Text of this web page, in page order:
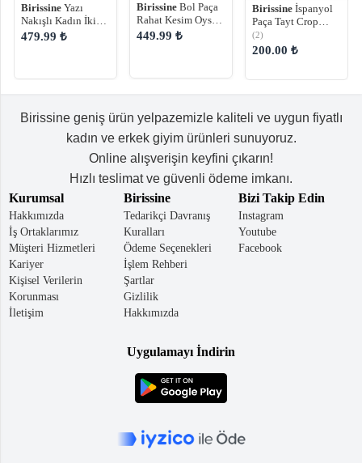
Birissine Yazı
Nakışlı Kadın İki
İplik İkili Takım
479.99 ₺
Birissine Bol Paça
Rahat Kesim Oyso
Kadın Eşofman
449.99 ₺
Birissine İspanyol
Paça Tayt Crop
Takım
(2)
200.00 ₺
Birissine geniş ürün yelpazemizle kaliteli ve uygun fiyatlı
kadın ve erkek giyim ürünleri sunuyoruz.
Online alışverişin keyfini çıkarın!
Hızlı teslimat ve güvenli ödeme imkanı.
Kurumsal
Hakkımızda
İş Ortaklarımız
Müşteri Hizmetleri
Kariyer
Kişisel Verilerin
Korunması
İletişim
Birissine
Tedarikçi Davranış
Kuralları
Ödeme Seçenekleri
İşlem Rehberi
Şartlar
Gizlilik
Hakkımızda
Bizi Takip Edin
Instagram
Youtube
Facebook
Uygulamayı İndirin